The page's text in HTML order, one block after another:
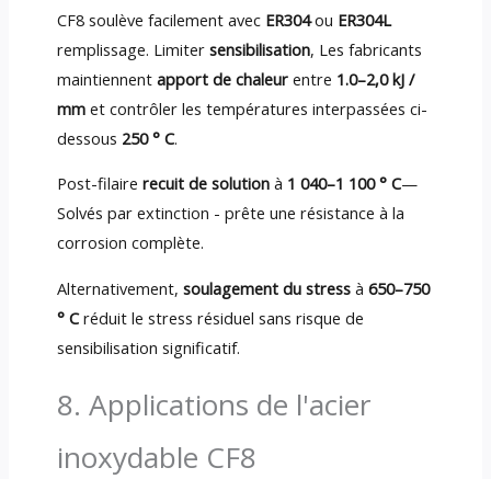
CF8 soulève facilement avec ER304ou ER304L
remplissage. Limiter sensibilisation, Les fabricants
maintiennent apport de chaleurentre 1.0–2,0 kJ /
mmet contrôler les températures interpassées ci-
dessous 250 ° C.
Post-filaire recuit de solutionà 1 040–1 100 ° C—
Solvés par extinction - prête une résistance à la
corrosion complète.
Alternativement, soulagement du stressà 650–750
° Créduit le stress résiduel sans risque de
sensibilisation significatif.
8. Applications de l'acier
inoxydable CF8